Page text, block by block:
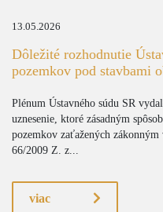
13.05.2026
Dôležité rozhodnutie
pozemkov pod stavbami
Plénum Ústavného súdu SR
uznesenie, ktoré zásadným
pozemkov zaťažených
66/2009 Z. z...
viac